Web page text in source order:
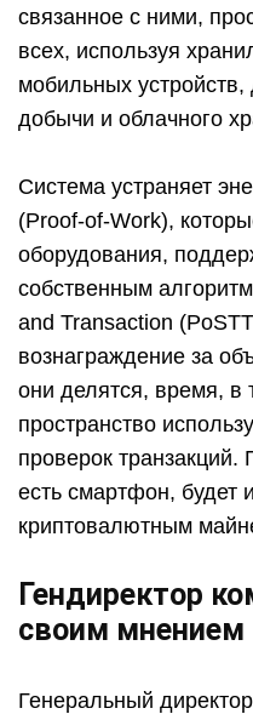
связанное с ними,
всех, используя
мобильных
добычи и облачного
Система устраняет
(Proof-of-Work),
оборудования,
собственным
and Transaction
вознаграждение за
они делятся, время, в
пространство
проверок транзакций.
есть смартфон, будет
криптовалютным
Гендиректор
своим мнением
Генеральный